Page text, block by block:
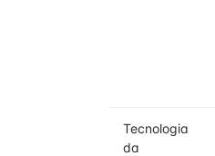
Tecnologia
da